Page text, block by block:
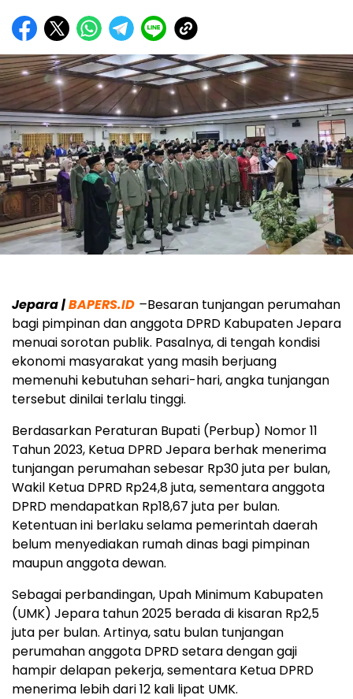
Jepara |BAPERS.ID –Besaran tunjangan perumahan
bagi pimpinan dan anggota DPRD Kabupaten Jepara
menuai sorotan publik. Pasalnya, di tengah kondisi
ekonomi masyarakat yang masih berjuang
memenuhi kebutuhan sehari-hari, angka tunjangan
tersebut dinilai terlalu tinggi.
Berdasarkan Peraturan Bupati (Perbup) Nomor 11
Tahun 2023, Ketua DPRD Jepara berhak menerima
tunjangan perumahan sebesar Rp30 juta per bulan,
Wakil Ketua DPRD Rp24,8 juta, sementara anggota
DPRD mendapatkan Rp18,67 juta per bulan.
Ketentuan ini berlaku selama pemerintah daerah
belum menyediakan rumah dinas bagi pimpinan
maupun anggota dewan.
Sebagai perbandingan, Upah Minimum Kabupaten
(UMK) Jepara tahun 2025 berada di kisaran Rp2,5
juta per bulan. Artinya, satu bulan tunjangan
perumahan anggota DPRD setara dengan gaji
hampir delapan pekerja, sementara Ketua DPRD
menerima lebih dari 12 kali lipat UMK.